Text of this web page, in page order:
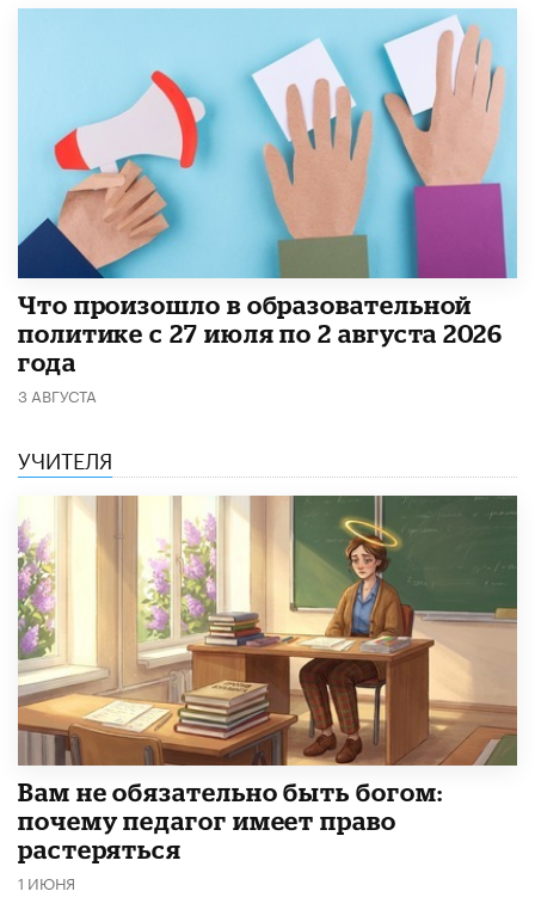
​Что произошло в образовательной
политике с 27 июля по 2 августа 2026
года
3 АВГУСТА
УЧИТЕЛЯ
​Вам не обязательно быть богом:
почему педагог имеет право
растеряться
1 ИЮНЯ